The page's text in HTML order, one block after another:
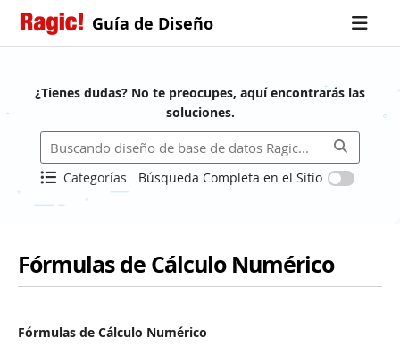
Guía de Diseño
¿Tienes dudas? No te preocupes, aquí encontrarás las
soluciones.
Categorías Búsqueda Completa en el Sitio
Fórmulas de Cálculo Numérico
Fórmulas de Cálculo Numérico